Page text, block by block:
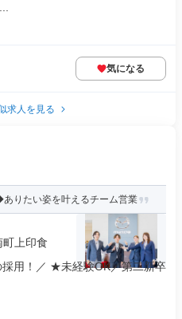
気になる
求人を見る
りたい姿を叶えるチーム営業
上印食
用！／ ★未経験OK／第二新卒